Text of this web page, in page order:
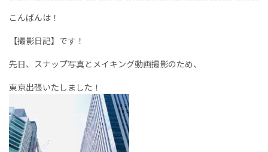
こんばんは！
【撮影日記】です！
先日、スナップ写真とメイキング動画撮影のため、
東京出張いたしました！